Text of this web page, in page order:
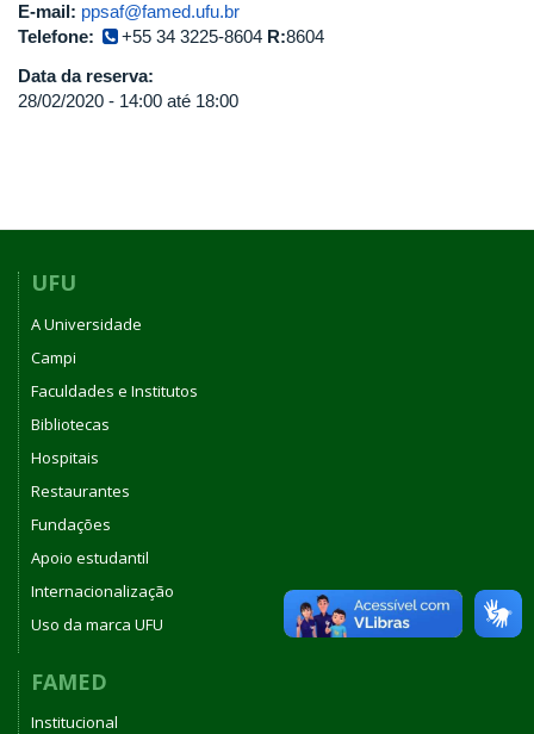
E-mail: ppsaf@famed.ufu.br
Telefone:
+55 34 3225-8604 R:8604
Data da reserva:
28/02/2020 - 14:00 até 18:00
UFU
A Universidade
Campi
Faculdades e Institutos
Bibliotecas
Hospitais
Restaurantes
Fundações
Apoio estudantil
Internacionalização
Uso da marca UFU
FAMED
Institucional